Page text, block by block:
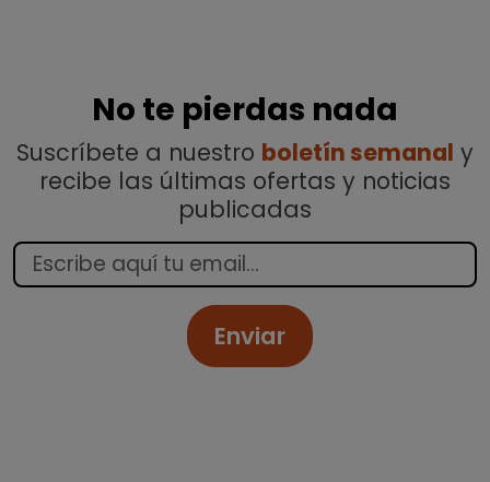
No te pierdas nada
Suscríbete a nuestro boletín semanal y
recibe las últimas ofertas y noticias
publicadas
Enviar